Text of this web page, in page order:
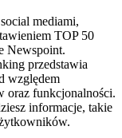
mediami,
TOP 50
Newspoint.
przedstawia
względem
oraz funkcjonalności.
informacje, takie